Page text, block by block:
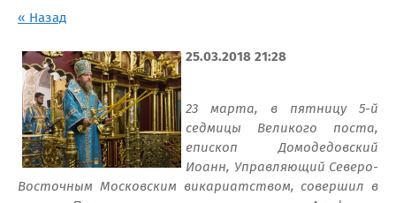
« Назад
25.03.2018 21:28
23 марта, в пятницу 5-й
седмицы Великого поста,
епископ Домодедовский
Иоанн, Управляющий Северо-
Восточным Московским викариатством, совершил в